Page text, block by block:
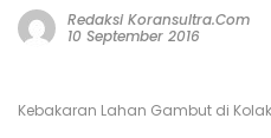
Redaksi Koransultra.com
10 September 2016
Kebakaran Lahan Gambut di